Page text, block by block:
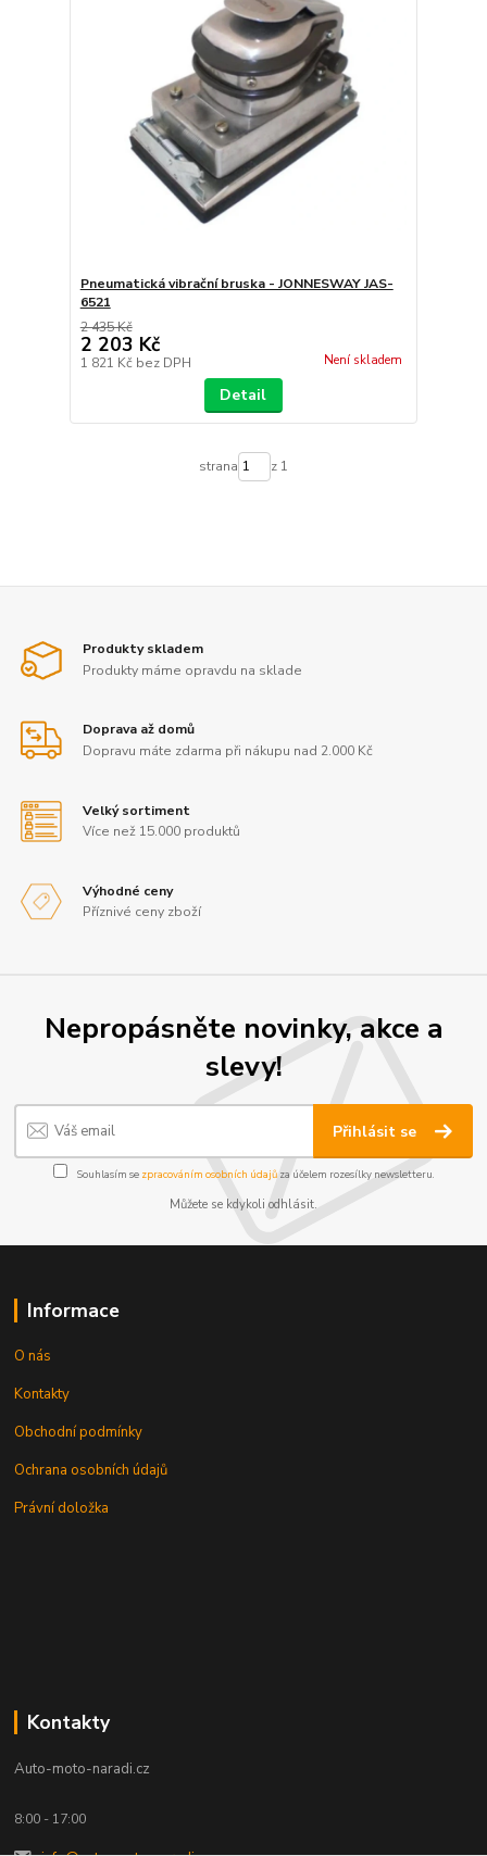
Pneumatická vibrační bruska - JONNESWAY JAS-
6521
2 435 Kč
2 203 Kč
1 821 Kč bez DPH Není skladem
Detail
strana z 1
Produkty skladem
Produkty máme opravdu na sklade
Doprava až domů
Dopravu máte zdarma při nákupu nad 2.000 Kč
Velký sortiment
Více než 15.000 produktů
Výhodné ceny
Příznivé ceny zboží
Nepropásněte novinky, akce a
slevy!
Přihlásit se
Souhlasím se zpracováním osobních údajůza účelem rozesílky newsletteru.
Můžete se kdykoli odhlásit.
Informace
O nás
Kontakty
Obchodní podmínky
Ochrana osobních údajů
Právní doložka
Kontakty
Auto-moto-naradi.cz
8:00 - 17:00